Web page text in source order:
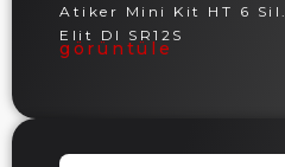
Atiker Mini Kit HT 6 Sil.
Elit DI SR12S
görüntüle